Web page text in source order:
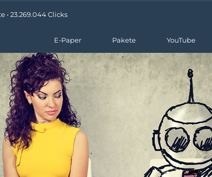
• 23.269.044 Clicks
E-Paper Pakete YouTube